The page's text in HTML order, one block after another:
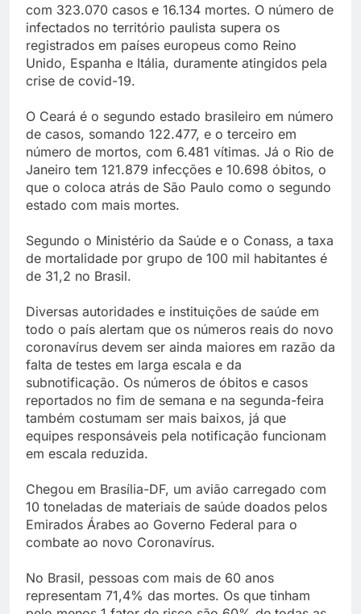
com 323.070 casos e 16.134 mortes. O número de
infectados no território paulista supera os
registrados em países europeus como Reino
Unido, Espanha e Itália, duramente atingidos pela
crise de covid-19.
O Ceará é o segundo estado brasileiro em número
de casos, somando 122.477, e o terceiro em
número de mortos, com 6.481 vítimas. Já o Rio de
Janeiro tem 121.879 infecções e 10.698 óbitos, o
que o coloca atrás de São Paulo como o segundo
estado com mais mortes.
Segundo o Ministério da Saúde e o Conass, a taxa
de mortalidade por grupo de 100 mil habitantes é
de 31,2 no Brasil.
Diversas autoridades e instituições de saúde em
todo o país alertam que os números reais do novo
coronavírus devem ser ainda maiores em razão da
falta de testes em larga escala e da
subnotificação. Os números de óbitos e casos
reportados no fim de semana e na segunda-feira
também costumam ser mais baixos, já que
equipes responsáveis pela notificação funcionam
em escala reduzida.
Chegou em Brasília-DF, um avião carregado com
10 toneladas de materiais de saúde doados pelos
Emirados Árabes ao Governo Federal para o
combate ao novo Coronavírus.
No Brasil, pessoas com mais de 60 anos
representam 71,4% das mortes. Os que tinham